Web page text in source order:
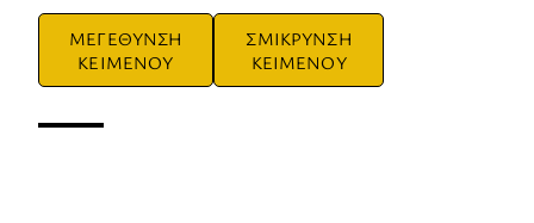
ΜΕΓΕΘΥΝΣΗ
ΚΕΙΜΕΝΟΥ
ΣΜΙΚΡΥΝΣΗ
ΚΕΙΜΕΝΟΥ